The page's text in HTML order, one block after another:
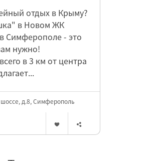
отдых в Крыму?
в Новом ЖК
Симферополе - это
нужно!
в 3 км от центра
д.8, Симферополь